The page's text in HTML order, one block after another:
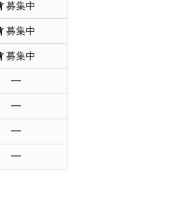
募集中
募集中
募集中
━
━
━
━